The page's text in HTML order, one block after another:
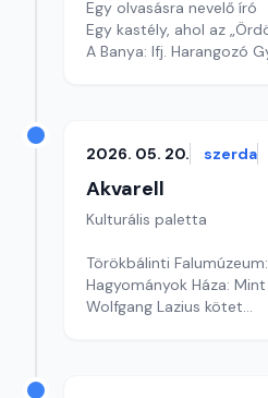
Egy olvasásra nevelő író
Egy kastély, ahol az
A Banya: Ifj. Harangozó
2026. 05. 20. szerda
Akvarell
Kulturális paletta
Törökbálinti
Hagyományok Háza:
Wolfgang Lazius kötet